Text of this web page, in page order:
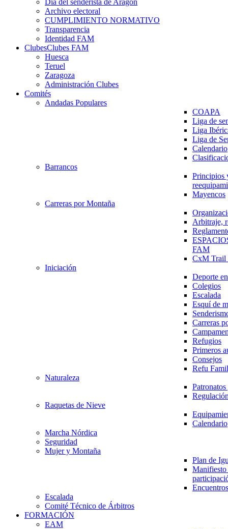
Día del senderista de Aragón
Archivo electoral
CUMPLIMIENTO NORMATIVO
Transparencia
Identidad FAM
ClubesClubes FAM
Huesca
Teruel
Zaragoza
Administración Clubes
Comités
Andadas Populares
COAPA
Liga de
Liga
Liga de
Calendario
Barrancos
Principios
Mayencos
Carreras por Montaña
Arbitraje,
FAM
CxM
Iniciación
Deporte
Colegios
Escalada
Esquí de
Carreras
Refugios
Primeros
Consejos
Refu
Naturaleza
Raquetas de Nieve
Calendario
Marcha Nórdica
Seguridad
Mujer y Montaña
Plan de
Escalada
Comité Técnico de Árbitros
FORMACIÓN
EAM